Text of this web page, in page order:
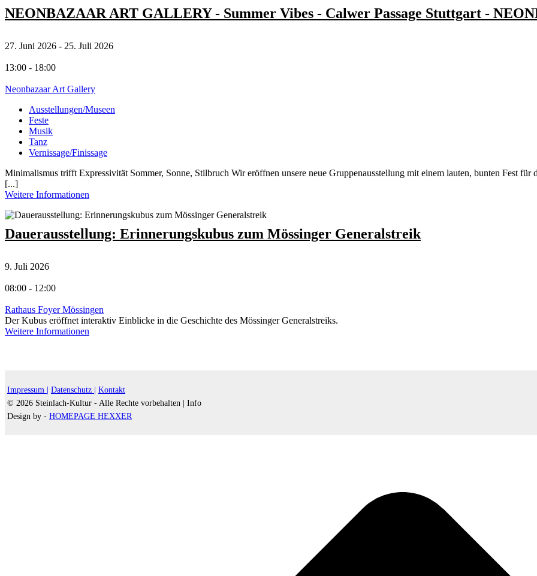
NEONBAZAAR ART GALLERY - Summer Vibes - Calwer Passage Stuttgart -
27. Juni 2026 - 25. Juli 2026
13:00 - 18:00
Neonbazaar Art Gallery
Ausstellungen/Museen
Feste
Musik
Tanz
Vernissage/Finissage
Minimalismus trifft Expressivität Sommer, Sonne, Stilbruch Wir eröffnen unsere neue Gruppenausstellung mit einem lauten, bunten Fest für
[...]
Weitere Informationen
Dauerausstellung: Erinnerungskubus zum Mössinger Generalstreik
9. Juli 2026
08:00 - 12:00
Rathaus Foyer Mössingen
Der Kubus eröffnet interaktiv Einblicke in die Geschichte des Mössinger Generalstreiks.
Weitere Informationen
Impressum | Datenschutz |
Kontakt
© 2026 Steinlach-Kultur - Alle Rechte vorbehalten |
Info
Design by - HOMEPAGE HEXXER